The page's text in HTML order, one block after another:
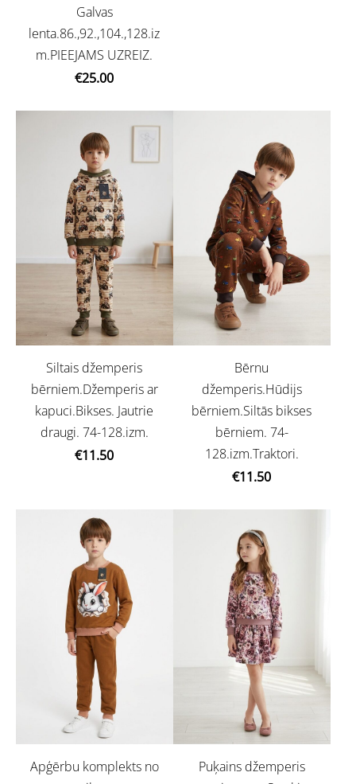
Galvas
lenta.86.,92.,104.,128.iz
m.PIEEJAMS UZREIZ.
€25.00
Siltais džemperis
bērniem.Džemperis ar
kapuci.Bikses. Jautrie
draugi. 74-128.izm.
€11.50
Bērnu
džemperis.Hūdijs
bērniem.Siltās bikses
bērniem. 74-
128.izm.Traktori.
€11.50
Apģērbu komplekts no
Puķains džemperis